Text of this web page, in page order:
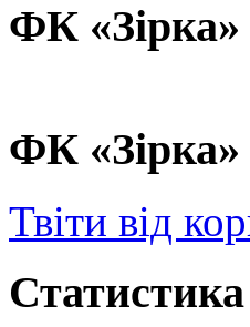
ФК «Зірка»
ФК
Твіти від
Статистика